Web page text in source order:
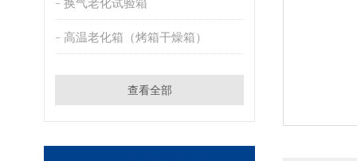
换气老化试验箱
高温老化箱（烤箱干燥箱）
查看全部